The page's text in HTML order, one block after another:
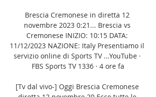
Brescia Cremonese in diretta 12
novembre 2023 0:21... Brescia vs
Cremonese INIZIO: 10:15 DATA:
11/12/2023 NAZIONE: Italy Presentiamo il
servizio online di Sports TV ...YouTube ·
FBS Sports TV 1336 · 4 ore fa
[Tv dal vivo-] Oggi Brescia Cremonese